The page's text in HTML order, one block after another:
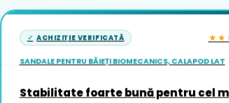
ACHIZIȚIE VERIFICATĂ
SANDALE PENTRU BĂIEȚI BIOMECANICS, CALAPOD LAT
Stabilitate foarte bună pentru cel